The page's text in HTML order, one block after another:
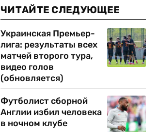
ЧИТАЙТЕ СЛЕДУЮЩЕЕ
Украинская Премьер-
лига: результаты всех
матчей второго тура,
видео голов
(обновляется)
Футболист сборной
Англии избил человека
в ночном клубе